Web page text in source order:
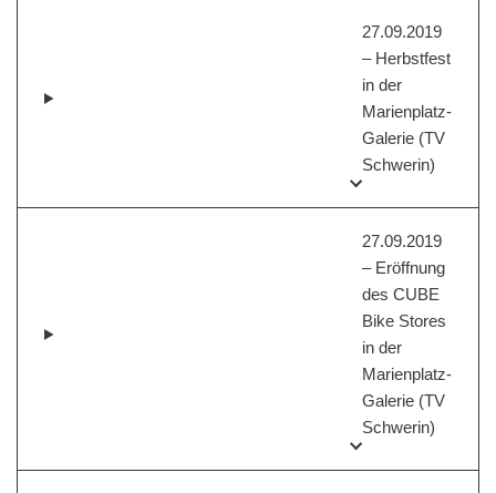
27.09.2019
– Herbstfest
in der
Marienplatz-
Galerie (TV
Schwerin)
27.09.2019
– Eröffnung
des CUBE
Bike Stores
in der
Marienplatz-
Galerie (TV
Schwerin)